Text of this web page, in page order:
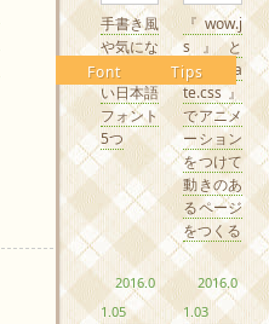
Font
手書き風
や気にな
るかわい
い日本語
フォント
5つ
Tips
『wow.j
s』と
『Anima
te.css』
でアニメ
ーション
をつけて
動きのあ
るページ
をつくる
2016.0
1.05
2016.0
1.03